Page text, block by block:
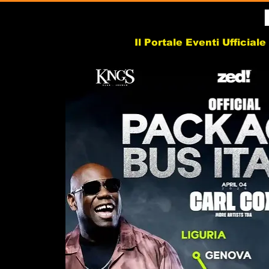
Il Portale Eventi